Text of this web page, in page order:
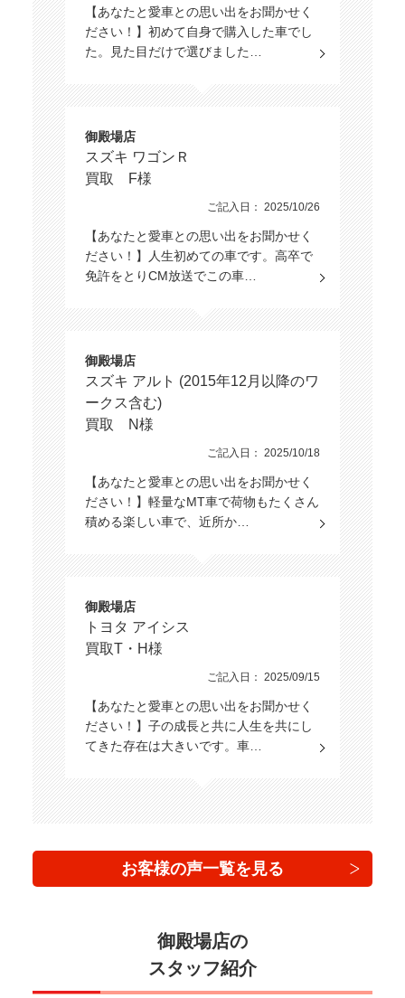
【あなたと愛車との思い出をお聞かせく
ださい！】初めて自身で購入した車でし
た。見た目だけで選びました…
御殿場店
スズキ ワゴンＲ
買取 F様
ご記入日： 2025/10/26
【あなたと愛車との思い出をお聞かせく
ださい！】人生初めての車です。高卒で
免許をとりCM放送でこの車…
御殿場店
スズキ アルト (2015年12月以降のワ
ークス含む)
買取 N様
ご記入日： 2025/10/18
【あなたと愛車との思い出をお聞かせく
ださい！】軽量なMT車で荷物もたくさん
積める楽しい車で、近所か…
御殿場店
トヨタ アイシス
買取T・H様
ご記入日： 2025/09/15
【あなたと愛車との思い出をお聞かせく
ださい！】子の成長と共に人生を共にし
てきた存在は大きいです。車…
お客様の声一覧を見る
御殿場店の
スタッフ紹介